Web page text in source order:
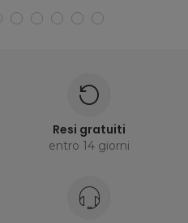
Resi gratuiti
entro 14 giorni